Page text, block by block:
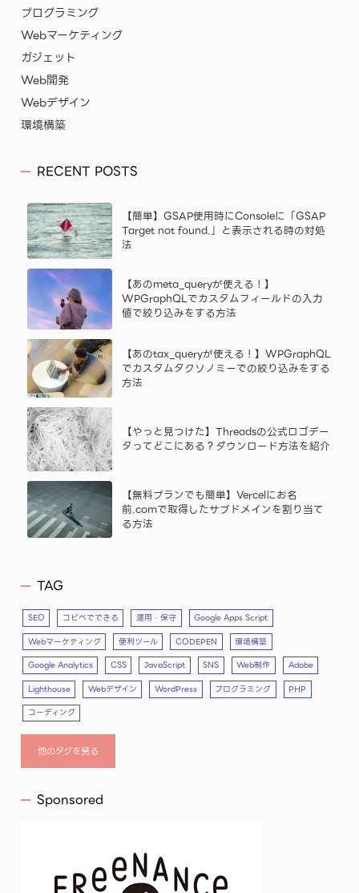
プログラミング
Webマーケティング
ガジェット
Web開発
Webデザイン
環境構築
RECENT POSTS
【簡単】GSAP使用時にConsoleに「GSAP
Target not found.」と表示される時の対処
法
【あのmeta_queryが使える！】
WPGraphQLでカスタムフィールドの入力
値で絞り込みをする方法
【あのtax_queryが使える！】WPGraphQL
でカスタムタクソノミーでの絞り込みをする
方法
【やっと見つけた】Threadsの公式ロゴデー
タってどこにある？ダウンロード方法を紹介
【無料プランでも簡単】Vercelにお名
前.comで取得したサブドメインを割り当て
る方法
TAG
SEO コピペでできる 運用・保守
Google Apps Script
Webマーケティング
便利ツール CODEPEN
環境構築
Google Analytics
CSS JavaScript SNS Web制作
Adobe
Lighthouse
Webデザイン WordPress プログラミング
PHP
コーディング
他のタグを見る
Sponsored